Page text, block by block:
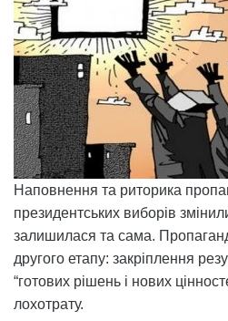
Наповнення та риторика
президентських виборів
залишилася та сама.
другого етапу: закріплення
“готових рішень і нових
лохотрату.